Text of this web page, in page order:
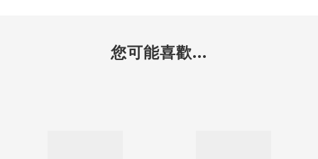
您可能喜歡...